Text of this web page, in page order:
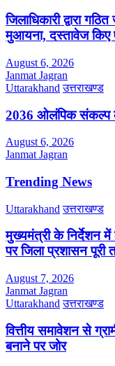
जिलाधिकारी द्वारा
मुआयना, दस्तावेज किए
August 6, 2026
Janmat Jagran
Uttarakhand उत्तराखण्ड
2036 ओलंपिक संकल्प
August 6, 2026
Janmat Jagran
Trending News
Uttarakhand उत्तराखण्ड
मुख्यमंत्री के निर्देशन में
पर जिला प्रशासन पूरी
August 7, 2026
Janmat Jagran
Uttarakhand उत्तराखण्ड
वित्तीय समावेशन से
बनाने पर जोर